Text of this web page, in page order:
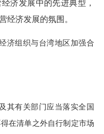
发展中的先进典型，
经济发展的氛围。
济组织与台湾地区加强合
其有关部门应当落实全国
在清单之外自行制定市场